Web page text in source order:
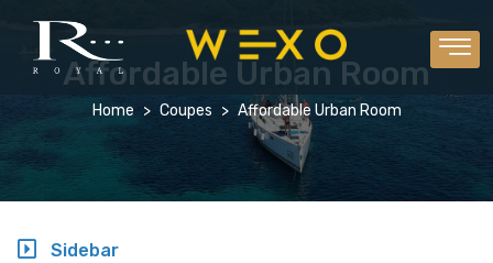
Affordable Urban Room
Home Coupes Affordable Urban Room
Sidebar